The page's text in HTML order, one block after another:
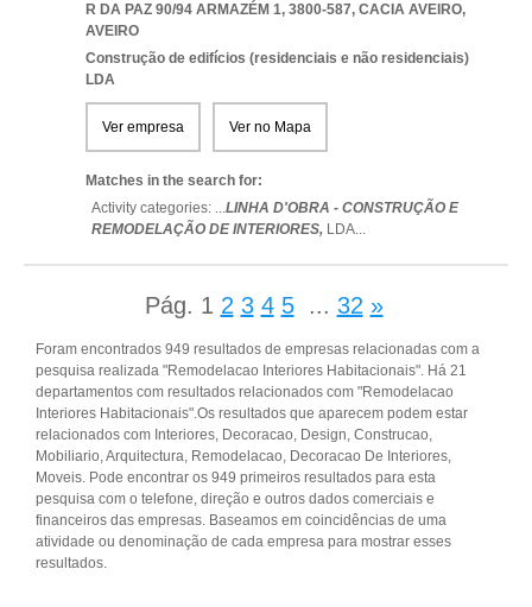
R DA PAZ 90/94 ARMAZÉM 1, 3800-587, CACIA AVEIRO,
AVEIRO
Construção de edifícios (residenciais e não residenciais)
LDA
Ver empresa Ver no Mapa
Matches in the search for:
Activity categories: ...LINHA D'OBRA - CONSTRUÇÃO E
REMODELAÇÃO DE INTERIORES, LDA...
Pág. 1 2 3 4 5 ... 32 »
Foram encontrados 949 resultados de empresas relacionadas com a
pesquisa realizada "Remodelacao Interiores Habitacionais". Há 21
departamentos com resultados relacionados com "Remodelacao
Interiores Habitacionais".Os resultados que aparecem podem estar
relacionados com Interiores, Decoracao, Design, Construcao,
Mobiliario, Arquitectura, Remodelacao, Decoracao De Interiores,
Moveis. Pode encontrar os 949 primeiros resultados para esta
pesquisa com o telefone, direção e outros dados comerciais e
financeiros das empresas. Baseamos em coincidências de uma
atividade ou denominação de cada empresa para mostrar esses
resultados.